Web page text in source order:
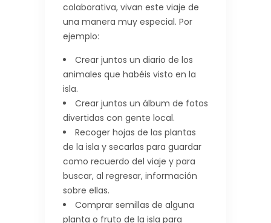
colaborativa, vivan este viaje de
una manera muy especial. Por
ejemplo:
Crear juntos un diario de los
animales que habéis visto en la
isla.
Crear juntos un álbum de fotos
divertidas con gente local.
Recoger hojas de las plantas
de la isla y secarlas para guardar
como recuerdo del viaje y para
buscar, al regresar, información
sobre ellas.
Comprar semillas de alguna
planta o fruto de la isla para